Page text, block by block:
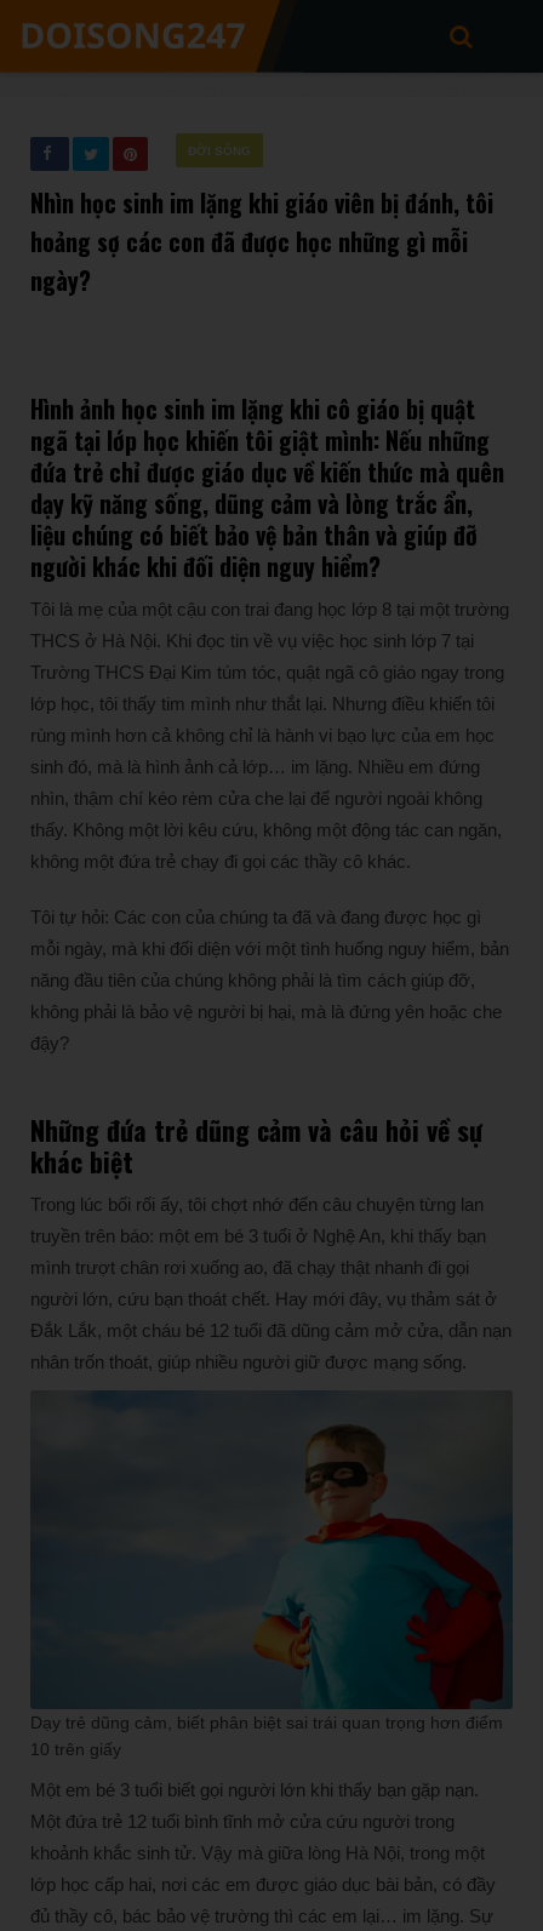
ĐỜI SỐNG
Nhìn học sinh im lặng khi giáo viên bị đánh, tôi
hoảng sợ các con đã được học những gì mỗi
ngày?
Hình ảnh học sinh im lặng khi cô giáo bị quật
ngã tại lớp học khiến tôi giật mình: Nếu những
đứa trẻ chỉ được giáo dục về kiến thức mà quên
dạy kỹ năng sống, dũng cảm và lòng trắc ẩn,
liệu chúng có biết bảo vệ bản thân và giúp đỡ
người khác khi đối diện nguy hiểm?
Tôi là mẹ của một cậu con trai đang học lớp 8 tại một trường
THCS ở Hà Nội. Khi đọc tin về vụ việc học sinh lớp 7 tại
Trường THCS Đại Kim túm tóc, quật ngã cô giáo ngay trong
lớp học, tôi thấy tim mình như thắt lại. Nhưng điều khiến tôi
rùng mình hơn cả không chỉ là hành vi bạo lực của em học
sinh đó, mà là hình ảnh cả lớp… im lặng. Nhiều em đứng
nhìn, thậm chí kéo rèm cửa che lại để người ngoài không
thấy. Không một lời kêu cứu, không một động tác can ngăn,
không một đứa trẻ chạy đi gọi các thầy cô khác.
Tôi tự hỏi: Các con của chúng ta đã và đang được học gì
mỗi ngày, mà khi đối diện với một tình huống nguy hiểm, bản
năng đầu tiên của chúng không phải là tìm cách giúp đỡ,
không phải là bảo vệ người bị hại, mà là đứng yên hoặc che
đậy?
Những đứa trẻ dũng cảm và câu hỏi về sự
khác biệt
Trong lúc bối rối ấy, tôi chợt nhớ đến câu chuyện từng lan
truyền trên báo: một em bé 3 tuổi ở Nghệ An, khi thấy bạn
mình trượt chân rơi xuống ao, đã chạy thật nhanh đi gọi
người lớn, cứu bạn thoát chết. Hay mới đây, vụ thảm sát ở
Đắk Lắk, một cháu bé 12 tuổi đã dũng cảm mở cửa, dẫn nạn
nhân trốn thoát, giúp nhiều người giữ được mạng sống.
Dạy trẻ dũng cảm, biết phân biệt sai trái quan trọng hơn điểm
10 trên giấy
Một em bé 3 tuổi biết gọi người lớn khi thấy bạn gặp nạn.
Một đứa trẻ 12 tuổi bình tĩnh mở cửa cứu người trong
khoảnh khắc sinh tử. Vậy mà giữa lòng Hà Nội, trong một
lớp học cấp hai, nơi các em được giáo dục bài bản, có đầy
đủ thầy cô, bác bảo vệ trường thì các em lại… im lặng. Sự